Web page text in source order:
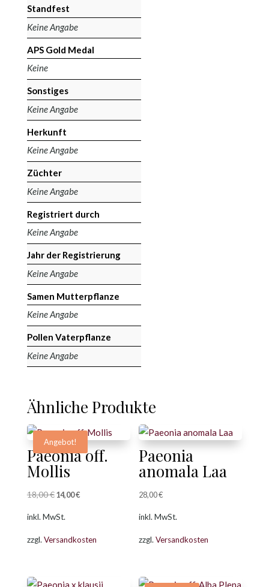
Standfest
Keine Angabe
APS Gold Medal
Keine
Sonstiges
Keine Angabe
Herkunft
Keine Angabe
Züchter
Keine Angabe
Registriert durch
Keine Angabe
Jahr der Registrierung
Keine Angabe
Samen Mutterpflanze
Keine Angabe
Pollen Vaterpflanze
Keine Angabe
Ähnliche Produkte
Angebot!
Paeonia off.
Mollis
18,00€ Ursprünglicher
18,00 €
14,00€Aktueller
14,00 €.
inkl. MwSt.
zzgl. Versandkosten
Paeonia
anomala Laa
28,00€
inkl. MwSt.
zzgl.Versandkosten